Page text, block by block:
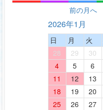
前の月へ
2026年1月
日 月 火
28
29 30
4
5 6
11
12 13
18
19 20
25
26 27